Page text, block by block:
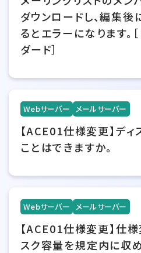
ダウンロードし、編集後
るとエラーになります。
ダード］
Webサーバー メールサーバー
【ACE01仕様変更】デ
ことはできますか。
Webサーバー メールサーバー
【ACE01仕様変更】仕
スク容量を規定内に収